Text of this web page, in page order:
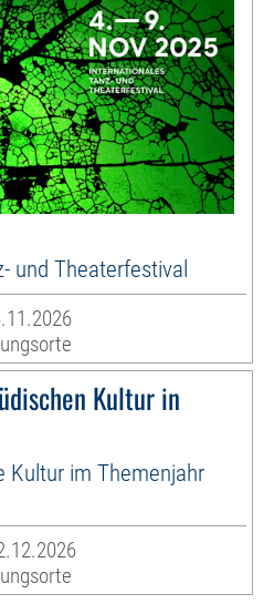
und Theaterfestival
Kultur in
Kultur im Themenjahr